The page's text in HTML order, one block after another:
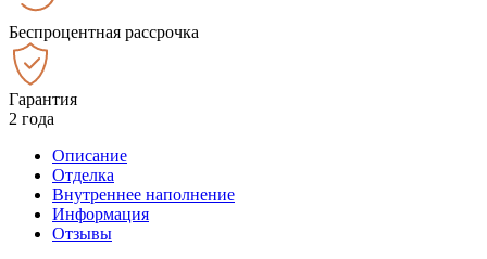
Беспроцентная рассрочка
Гарантия
2 года
Описание
Отделка
Внутреннее наполнение
Информация
Отзывы